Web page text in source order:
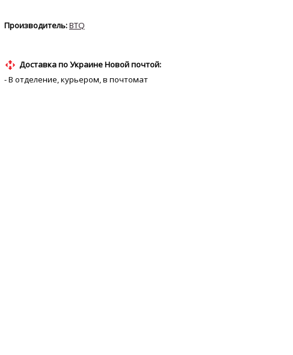
BTQ
Доставка по Украине Новой почтой:
- В отделение, курьером, в почтомат